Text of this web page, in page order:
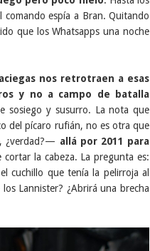
comando espía a Bran. Quitando
que los Whatsapps una noche
nos retrotraen a esas
y no a campo de batalla
sosiego y susurro. La nota que
del pícaro rufián, no es otra que
¿verdad?— allá por 2011 para
la cabeza. La pregunta es:
cuchillo que tenía la pelirroja al
Lannister? ¿Abrirá una brecha